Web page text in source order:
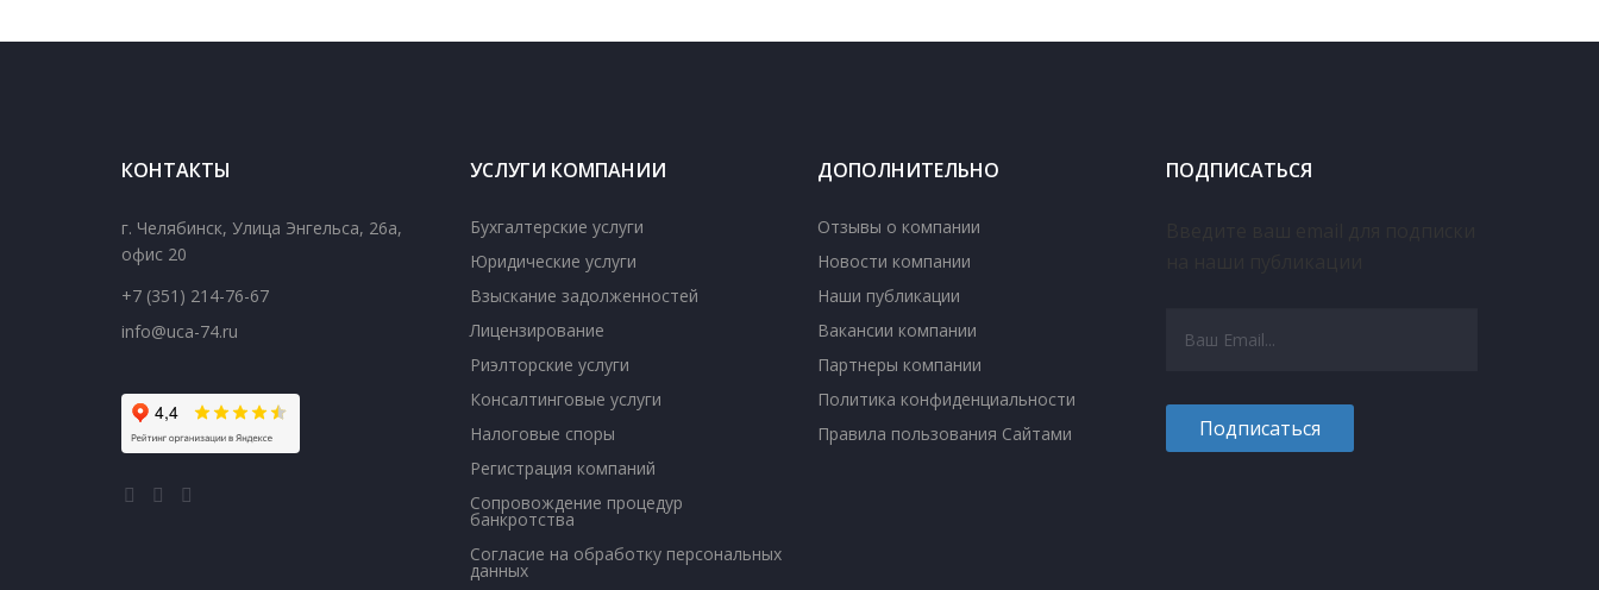
Щукин Евгений
КОНТАКТЫ
г. Челябинск, Улица Энгельса, 26а,
офис 20
+7 (351) 214-76-67
info@uca-74.ru
УСЛУГИ КОМПАНИИ
Бухгалтерские услуги
Юридические услуги
Взыскание задолженностей
Лицензирование
Риэлторские услуги
Консалтинговые услуги
Налоговые споры
Регистрация компаний
Сопровождение процедур
банкротства
Согласие на обработку персональных
данных
ДОПОЛНИТЕЛЬНО
Отзывы о компании
Новости компании
Наши публикации
Вакансии компании
Партнеры компании
Политика конфиденциальности
Правила пользования Сайтами
ПОДПИСАТЬСЯ